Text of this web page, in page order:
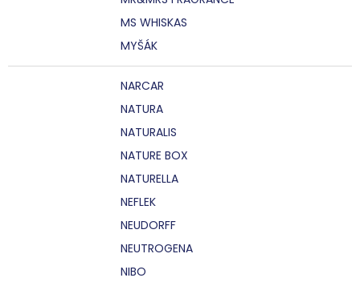
MS WHISKAS
MYŠÁK
NARCAR
NATURA
NATURALIS
NATURE BOX
NATURELLA
NEFLEK
NEUDORFF
NEUTROGENA
NIBO